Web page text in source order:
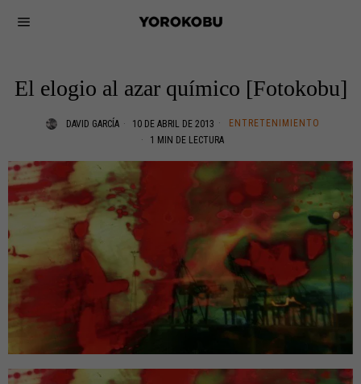
El elogio al azar químico [Fotokobu]
DAVID GARCÍA 10 DE ABRIL DE 2013
ENTRETENIMIENTO
1 MIN DE LECTURA